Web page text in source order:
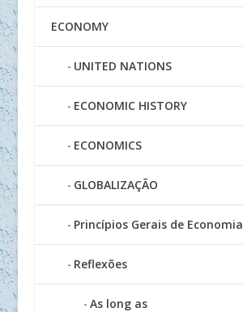
ECONOMY
UNITED NATIONS
ECONOMIC HISTORY
ECONOMICS
GLOBALIZAÇÃO
Princípios Gerais de Economia
Reflexões
As long as